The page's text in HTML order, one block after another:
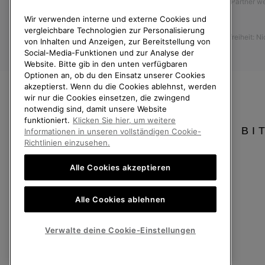
Rücksendungen
Vom Kaufvertrag zurücktreten
Bestellstatus
Versand
Zahlung
Häufig gestellte Fragen
Presse
Barrierefreiheit:
Deutschland
SOREL. Alle Rechte vorbehalten.
Wir verwenden interne und externe Cookies und
vergleichbare Technologien zur Personalisierung
von Inhalten und Anzeigen, zur Bereitstellung von
Social-Media-Funktionen und zur Analyse der
Website. Bitte gib in den unten verfügbaren
Optionen an, ob du den Einsatz unserer Cookies
akzeptierst. Wenn du die Cookies ablehnst, werden
wir nur die Cookies einsetzen, die zwingend
notwendig sind, damit unsere Website
funktioniert. Klicken Sie hier, um weitere
Informationen in unseren vollständigen Cookie-
Richtlinien einzusehen.
Alle Cookies akzeptieren
Alle Cookies ablehnen
Verwalte deine Cookie-Einstellungen